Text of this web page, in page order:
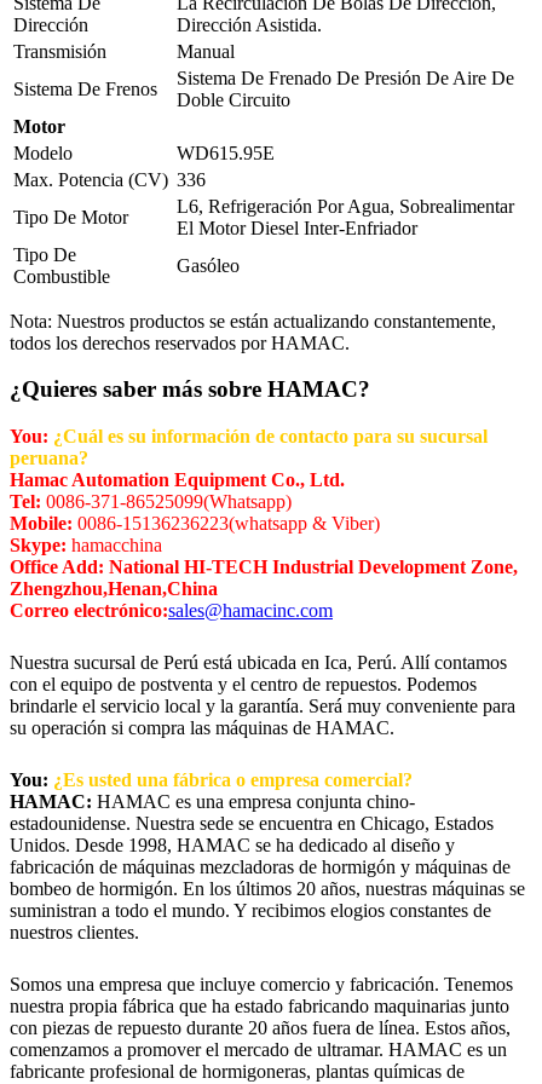
Dirección
Dirección Asistida.
Transmisión
Manual
Sistema De Frenos
Sistema De Frenado De Presión De Aire De
Doble Circuito
Motor
Modelo
WD615.95E
Max. Potencia (CV) 336
Tipo De Motor
L6, Refrigeración Por Agua, Sobrealimentar
El Motor Diesel Inter-Enfriador
Tipo De
Combustible
Gasóleo
Nota: Nuestros productos se están actualizando constantemente,
todos los derechos reservados por HAMAC.
¿Quieres saber más sobre HAMAC?
You: ¿Cuál es su información de contacto para su sucursal
peruana?
Hamac Automation Equipment Co., Ltd.
Tel: 0086-371-86525099(Whatsapp)
Mobile: 0086-15136236223(whatsapp & Viber)
Skype: hamacchina
Office Add: National HI-TECH Industrial Development Zone,
Zhengzhou,Henan,China
Correo electrónico:sales@hamacinc.com
Nuestra sucursal de Perú está ubicada en Ica, Perú. Allí contamos
con el equipo de postventa y el centro de repuestos. Podemos
brindarle el servicio local y la garantía. Será muy conveniente para
su operación si compra las máquinas de HAMAC.
You: ¿Es usted una fábrica o empresa comercial?
HAMAC: HAMAC es una empresa conjunta chino-
estadounidense. Nuestra sede se encuentra en Chicago, Estados
Unidos. Desde 1998, HAMAC se ha dedicado al diseño y
fabricación de máquinas mezcladoras de hormigón y máquinas de
bombeo de hormigón. En los últimos 20 años, nuestras máquinas se
suministran a todo el mundo. Y recibimos elogios constantes de
nuestros clientes.
Somos una empresa que incluye comercio y fabricación. Tenemos
nuestra propia fábrica que ha estado fabricando maquinarias junto
con piezas de repuesto durante 20 años fuera de línea. Estos años,
comenzamos a promover el mercado de ultramar. HAMAC es un
fabricante profesional de hormigoneras, plantas químicas de